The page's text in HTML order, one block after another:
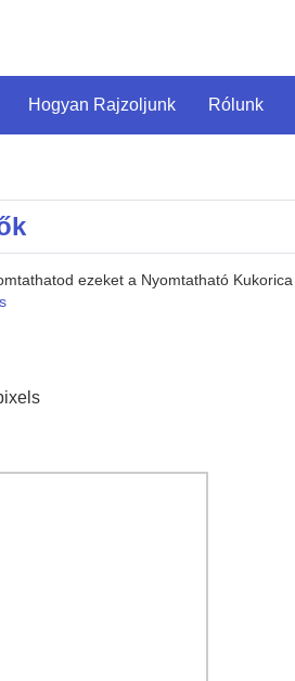
Hogyan Rajzoljunk Rólunk
ezeket a Nyomtatható